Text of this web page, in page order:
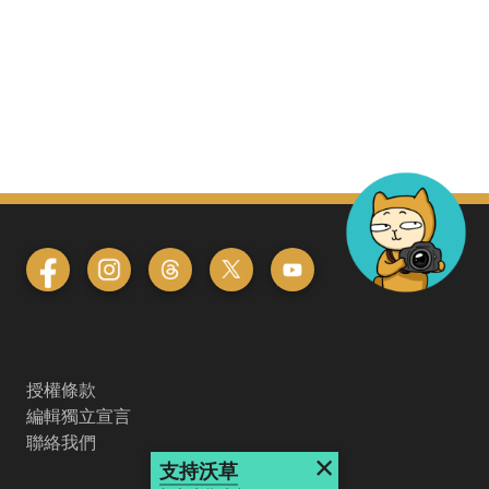
授權條款
編輯獨立宣言
聯絡我們
支持沃草 ×